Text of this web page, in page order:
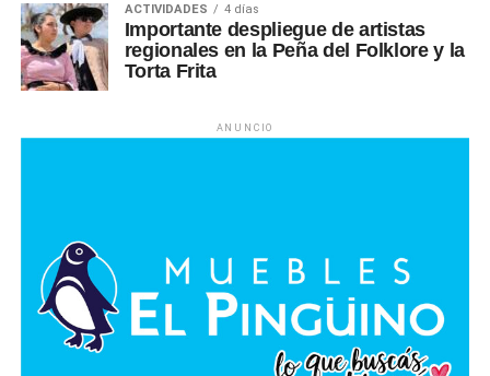
ACTIVIDADES 4 días
Importante despliegue de artistas
regionales en la Peña del Folklore y la
Torta Frita
ANUNCIO